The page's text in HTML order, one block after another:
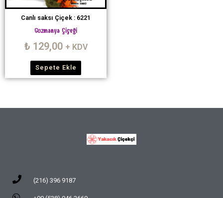
Canlı saksı Çiçek : 6221
Guzmanya Çiçeği
₺ 129,00 + KDV
Sepete Ekle
(216) 396 9187